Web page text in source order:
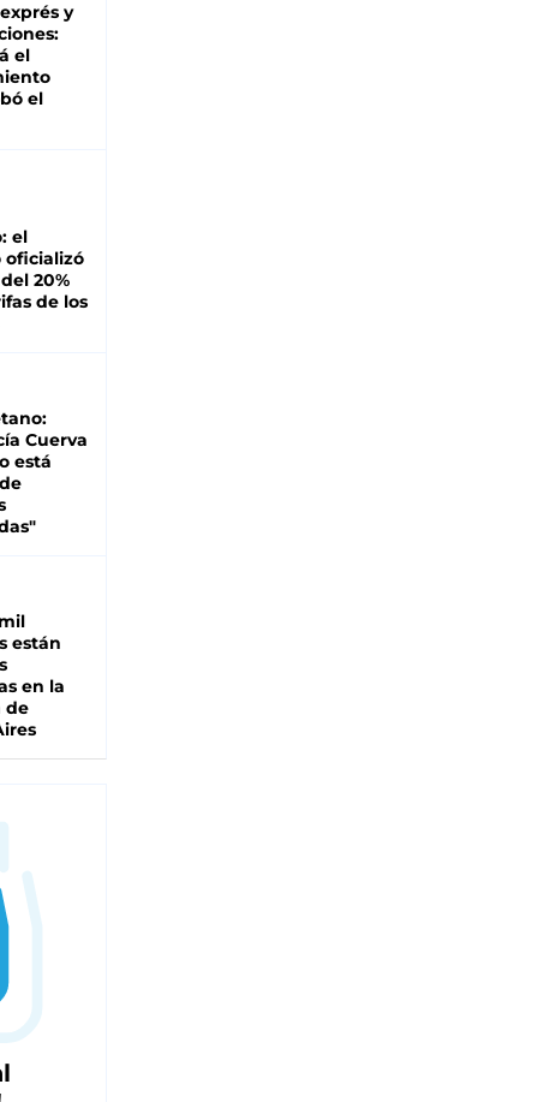
y
el
el
el
oficializó
20%
de los
Cuerva
está
están
en la
de